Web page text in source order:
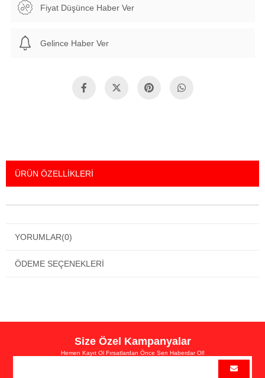
Fiyat Düşünce Haber Ver
Gelince Haber Ver
ÜRÜN ÖZELLIKLERI
YORUMLAR(0)
ÖDEME SEÇENEKLERI
Size Özel Kampanyalar
Hemen Kayıt Ol Fırsatlardan Önce Sen Haberdar Ol!